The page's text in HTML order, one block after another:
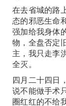
在去省城的路
态的邪恶生命
强加给我身体
物，全盘否定
主，我只走李
全灭。
四月二十四日
说不能做手术
圈红红的不给